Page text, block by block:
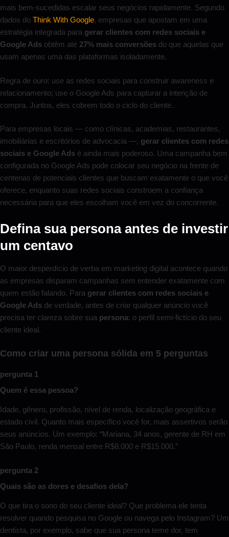
mais bem-sucedidas escalar seus negócios rapidamente. Segundo
dados do Think With Google, empresas que apostam em uma
estratégia integrada para gerar clientes com redes sociais e
Google Ads obtêm até 27% mais conversões do que aquelas que
usam apenas uma das plataformas isoladamente.
Regra de ouro: use as redes sociais para construir awareness e
relacionamento; use o Google Ads para capturar a intenção de
compra. Juntos, eles cobrem todo o ciclo do cliente.
Para empresas locais — como clínicas, academias, restaurantes,
imobiliárias e escritórios de advocacia —, gerar clientes com redes
sociais e Google Ads é ainda mais poderoso. Uma campanha bem
configurada no Google Ads pode colocar seu negócio na frente de
centenas de potenciais clientes que buscam exatamente o que você
oferece, enquanto suas redes sociais constroem a confiança
necessária para que eles escolham você em vez do concorrente.
Defina sua persona antes de investir
um centavo
O maior desperdício de verba em marketing digital acontece quando
as empresas disparam campanhas sem entender exatamente com
quem estão falando. Para gerar clientes com redes sociais e
Google Ads de verdade, antes de criar qualquer anúncio você
precisa ter clareza sobre sua persona: o perfil semi-fictício do seu
cliente ideal.
Como criar uma persona sólida em 5 perguntas
pergunta 1
Quem é essa pessoa?
Idade, gênero, profissão, nível de renda, localização geográfica e
estado civil. Quanto mais específico você for, mais assertivos serão
seus anúncios. Um exemplo: “Mariana, 34 anos, gerente de RH em
São Paulo, renda mensal entre R$8.000 e R$15.000.”
pergunta 2
Quais são as dores e desafios dela?
O que tira o sono do seu cliente ideal? Que problema ele tenta
resolver quando pesquisa no Google ou navega pelo Instagram? Um
dentista, por exemplo, sabe que sua persona teme dor, tem